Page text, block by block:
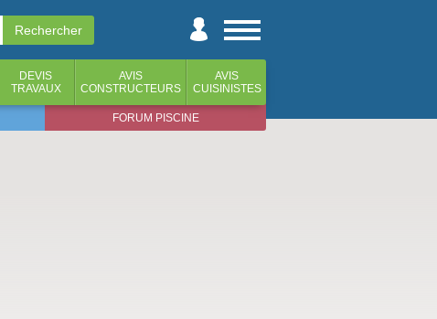
DEVIS
TRAVAUX
AVIS
CONSTRUCTEURS
AVIS
CUISINISTES
FORUM PISCINE